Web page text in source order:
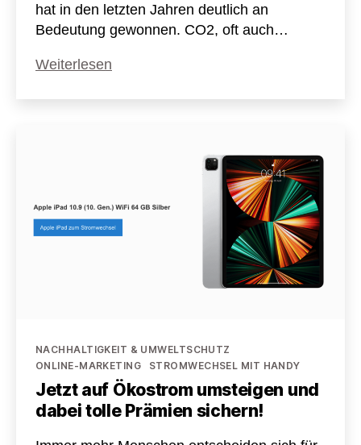
hat in den letzten Jahren deutlich an
Bedeutung gewonnen. CO2, oft auch…
Weiterlesen
und
Kategorien
NACHHALTIGKEIT & UMWELTSCHUTZ
ONLINE-MARKETING
STROMWECHSEL MIT HANDY
Jetzt auf Ökostrom umsteigen und
dabei tolle Prämien sichern!